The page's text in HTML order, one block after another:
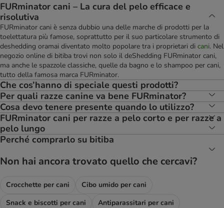
FURminator cani – La cura del pelo efficace e
risolutiva
FURminator cani è senza dubbio una delle marche di prodotti per la
toelettatura più famose, soprattutto per il suo particolare strumento di
deshedding oramai diventato molto popolare tra i proprietari di cani. Nel
negozio online di bitiba trovi non solo il deShedding FURminator cani,
ma anche le spazzole classiche, quelle da bagno e lo shampoo per cani,
tutto della famosa marca FURminator.
Che cos’hanno di speciale questi prodotti?
Per quali razze canine va bene FURminator?
Cosa devo tenere presente quando lo utilizzo?
FURminator cani per razze a pelo corto e per razze a
pelo lungo
Perché comprarlo su bitiba
Non hai ancora trovato quello che cercavi?
Crocchette per cani
Cibo umido per cani
Snack e biscotti per cani
Antiparassitari per cani